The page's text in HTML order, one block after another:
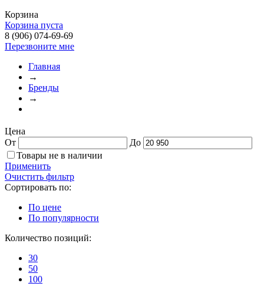
Корзина
Корзина пуста
8 (906) 074-69-69
Перезвоните мне
Главная
→
Бренды
→
Цена
От
До
Товары не в наличии
Применить
Очистить фильтр
Сортировать по:
По цене
По популярности
Количество позиций:
30
50
100